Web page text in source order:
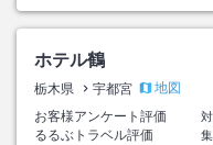
ホテル鶴
栃木県 宇都宮
地図
お客様アンケート評価
るるぶトラベル評価